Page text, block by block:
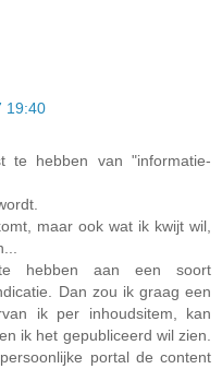
19:40
te hebben van "informatie-
maar ook wat ik kwijt wil,
hebben aan een soort
Dan zou ik graag een
ik per inhoudsitem, kan
ik het gepubliceerd wil zien.
portal de content